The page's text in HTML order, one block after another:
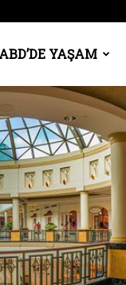
ABD’DE YAŞAM